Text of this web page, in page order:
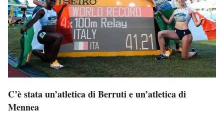
C’è stata un’atletica di Berruti e un’atletica di
Mennea